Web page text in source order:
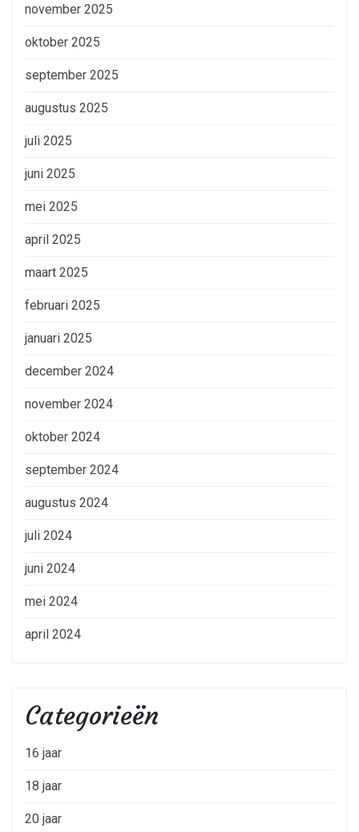
november 2025
oktober 2025
september 2025
augustus 2025
juli 2025
juni 2025
mei 2025
april 2025
maart 2025
februari 2025
januari 2025
december 2024
november 2024
oktober 2024
september 2024
augustus 2024
juli 2024
juni 2024
mei 2024
april 2024
Categorieën
16 jaar
18 jaar
20 jaar